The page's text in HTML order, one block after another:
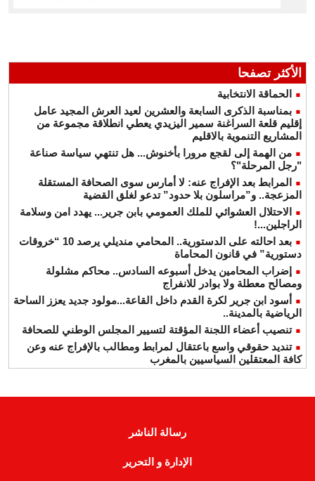
الأكثر تصفحا
الحماقة الانتخابية
بمناسبة الذكرى السابعة والعشرين لعيد العرش المجيد عامل
إقليم قلعة السراغنة سمير اليزيدي يعطي انطلاقة مجموعة من
المشاريع التنموية بالاقليم
من الهمة إلى لقجع مرورا بأخنوش... هل تنتهي سياسة صناعة
"رجل المرحلة"؟
المرابط بعد الإفراج عنه: لا أمارس سوى الصحافة المستقلة
المزعجة.. و”مراسلون بلا حدود” تدعو لغلق القضية
الاحتلال العشوائي للملك العمومي بابن جرير... يهدد امن وسلامة
الراجلين...!
بعد احالته على الدستورية.. المحامي منديلي يرصد 10 “خروقات
دستورية” في قانون المحاماة
إضراب المحامين يدخل أسبوعه السادس.. محاكم مشلولة
ومصالح معطلة ولا بوادر للانفراج
أسود ابن جرير لكرة القدم داخل القاعة...مولود جديد يعزز الساحة
الرياضية بالمدينة..
تنصيب أعضاء اللجنة المؤقتة لتسيير المجلس الوطني للصحافة
تنديد حقوقي واسع باعتقال لمرابط ومطالب بالإفراج عنه وعن
كافة المعتقلين السياسيين بالمغرب
رسالة الناشر
الإدارة و التحرير